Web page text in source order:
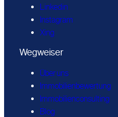
Linkedin
Instagram
Xing
Wegweiser
Über uns
Immobilienbewertung
Immobilienconsulting
Blog